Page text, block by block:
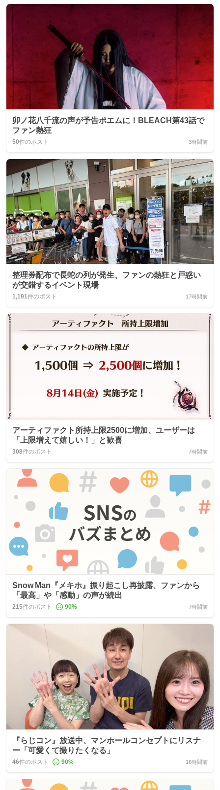
卯ノ花八千流の声が予告ポエムに！BLEACH第43話で
ファン熱狂
50件のポスト 3時間前
整理券配布で長蛇の列が発生、ファンの熱狂と戸惑い
が交錯するイベント現場
1,191件のポスト 17時間前
アーティファクト所持上限2500に増加、ユーザーは
「上限増えて嬉しい！」と歓喜
308件のポスト 7時間前
Snow Man『メキホ』振り起こし再披露、ファンから
「最高」や「感動」の声が続出
215件のポスト 90% 7時間前
『らじコン』放送中、マンホールコンセプトにリスナ
ー「可愛くて撮りたくなる」
46件のポスト 90% 16時間前